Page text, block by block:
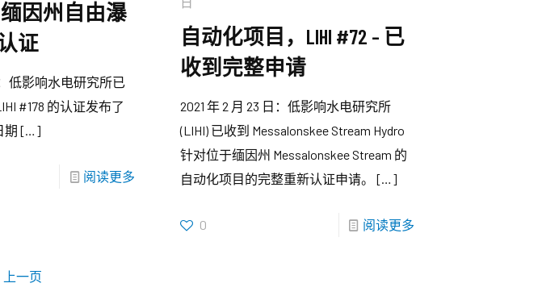
因州自由瀑
证
低影响水电研究所已
#178 的认证发布了
期 […]
阅读更多
自动化项目，LIHI #72 – 已
收到完整申请
2021 年 2 月 23 日：低影响水电研究所
(LIHI) 已收到 Messalonskee Stream Hydro
针对位于缅因州 Messalonskee Stream 的
自动化项目的完整重新认证申请。
[…]
0 阅读更多
上一页